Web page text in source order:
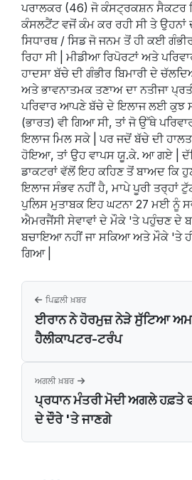
ਪਰਾਲਕਰ (46) ਜੋ ਕੰਸਟ੍ਰਕਸ਼ਨ ਸੈਕਟਰ
ਕੰਸਲਟੈਂਟ ਵਜੋਂ ਕੰਮ ਕਰ ਰਹੀ ਸੀ ਤੇ ਉਹਨਾਂ
ਸਿਧਾਰਥ / ਸਿਡ ਜੋ ਜਨਮ ਤੋਂ ਹੀ ਕਈ
ਰਿਹਾ ਸੀ | ਮੀਡੀਆ ਰਿਪੋਰਟਾਂ ਅਤੇ
ਹਾਦਸਾ ਬੱਚੇ ਦੀ ਗੰਭੀਰ ਬਿਮਾਰੀ ਦੇ
ਅਤੇ ਭਾਵਨਾਤਮਕ ਤਣਾਅ ਦਾ ਨਤੀਜਾ
ਪਰਿਵਾਰ ਆਪਣੇ ਬੱਚੇ ਦੇ ਇਲਾਜ ਲਈ ਕੁਝ
(ਭਾਰਤ) ਵੀ ਗਿਆ ਸੀ, ਤਾਂ ਜੋ ਉੱਥੇ
ਇਲਾਜ ਮਿਲ ਸਕੇ | ਪਰ ਜਦੋਂ ਬੱਚੇ ਦੀ
ਹੋਇਆ, ਤਾਂ ਉਹ ਵਾਪਸ ਯੂ.ਕੇ. ਆ ਗਏ |
ਡਾਕਟਰਾਂ ਵੱਲੋਂ ਇਹ ਕਹਿਣ ਤੋਂ ਬਾਅਦ ਕਿ
ਇਲਾਜ ਸੰਭਵ ਨਹੀਂ ਹੈ, ਮਾਪੇ ਪੂਰੀ ਤਰ੍ਹਾਂ
ਪੁਲਿਸ ਮੁਤਾਬਕ ਇਹ ਘਟਨਾ 27 ਮਈ ਨੂੰ
ਐਮਰਜੈਂਸੀ ਸੇਵਾਵਾਂ ਦੇ ਮੌਕੇ 'ਤੇ ਪਹੁੰਚਣ ਦੇ
ਬਚਾਇਆ ਨਹੀਂ ਜਾ ਸਕਿਆ ਅਤੇ ਮੌਕੇ 'ਤੇ
ਗਿਆ |
ਪਿਛਲੀ ਖ਼ਬਰ
ਈਰਾਨ ਨੇ ਹੋਰਮੁਜ਼ ਨੇੜੇ ਸੁੱਟਿਆ
ਹੈਲੀਕਾਪਟਰ-ਟਰੰਪ
ਅਗਲੀ ਖ਼ਬਰ
ਪ੍ਰਧਾਨ ਮੰਤਰੀ ਮੋਦੀ ਅਗਲੇ ਹਫ਼ਤੇ
ਦੇ ਦੌਰੇ 'ਤੇ ਜਾਣਗੇ